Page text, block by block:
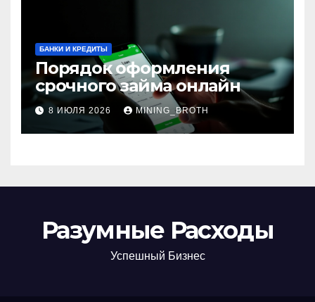
БАНКИ И КРЕДИТЫ
Порядок оформления
срочного займа онлайн
8 ИЮЛЯ 2026 MINING_BROTH
Разумные Расходы
Успешный Бизнес